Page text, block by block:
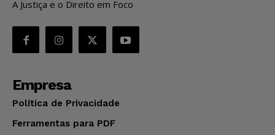
A Justiça e o Direito em Foco
Empresa
Política de Privacidade
Ferramentas para PDF